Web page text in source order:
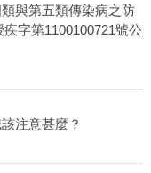
與第五類傳染病之防
字第1100100721號公
注意甚麼？